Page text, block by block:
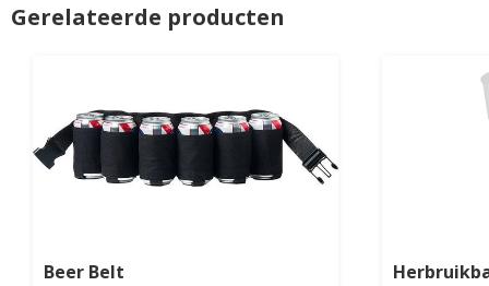
Gerelateerde producten
Beer Belt